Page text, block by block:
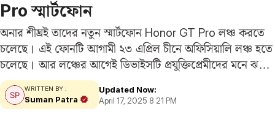
Pro স্মার্টফোন
অনার শীঘ্রই তাদের নতুন স্মার্টফোন Honor GT Pro লঞ্চ করতে
চলেছে। এই ফোনটি আগামী ২৩ এপ্রিল চীনে অফিসিয়ালি লঞ্চ হতে
চলেছে। আর লঞ্চের আগেই ডিভাইসটি প্রযুক্তিপ্রেমীদের মনে ঝড়
তুলেছে। আসলে সম্প্রতি টিপস্টার ডিজিটাল চ্যাট স্টেশন একটি
Weibo পোস্টে এই ফোনের…
WRITTEN BY :
Suman Patra
Updated Now:
April 17, 2025 8:21 PM